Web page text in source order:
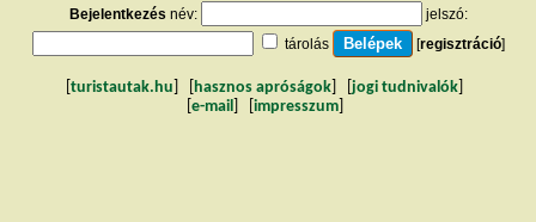
Bejelentkezés név:
jelszó:
tárolás
[regisztráció]
turistautak.hu hasznos apróságok jogi tudnivalók
e-mail impresszum]